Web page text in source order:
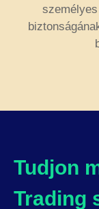
Tudjon
Trading